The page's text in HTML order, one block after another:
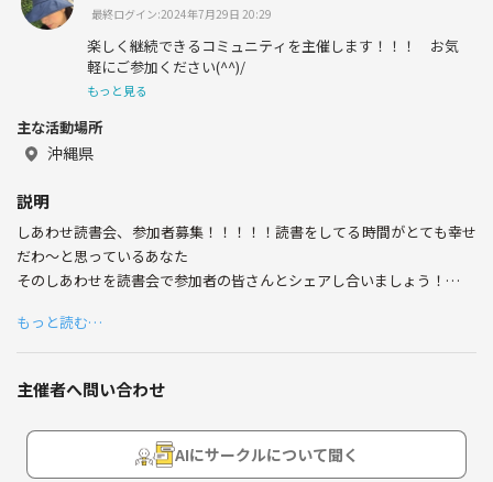
最終ログイン:2024年7月29日 20:29
楽しく継続できるコミュニティを主催します！！！ お気
軽にご参加ください(^^)/
もっと見る
主な活動場所
沖縄県
説明
しあわせ読書会、参加者募集！！！！！読書をしてる時間がとても幸せ
だわ～と思っているあなた
そのしあわせを読書会で参加者の皆さんとシェアし合いましょう！
また、
・読書に興味があるけど何を読んだらいいのか分からないあなた
・おススメ本を知りたいあなた
定員4名の小さな読書会ですので、リラックスしてご参加ください。
もっと読む…
主催者へ問い合わせ
AIにサークルについて聞く